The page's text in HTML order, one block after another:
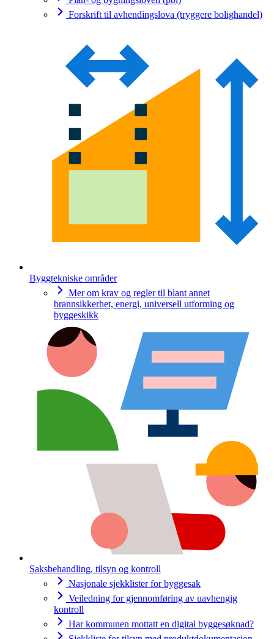
Forskrift til avhendingslova (tryggere bolighandel)
Byggtekniske områder
Mer om krav og regler til blant annet
brannsikkerhet, energi, universell utforming og
byggeskikk
Saksbehandling, tilsyn og kontroll
Nasjonale sjekklister for byggesak
Veiledning for gjennomføring av uavhengig
kontroll
Har kommunen mottatt en digital byggesøknad?